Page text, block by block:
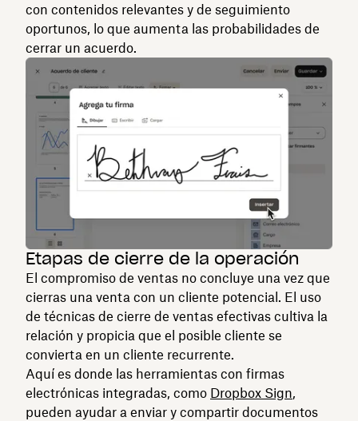
con contenidos relevantes y de seguimiento
oportunos, lo que aumenta las probabilidades de
cerrar un acuerdo.
Etapas de cierre de la operación
El compromiso de ventas no concluye una vez que
cierras una venta con un cliente potencial. El uso
de técnicas de cierre de ventas efectivas cultiva la
relación y propicia que el posible cliente se
convierta en un cliente recurrente.
Aquí es donde las herramientas con firmas
electrónicas integradas, como Dropbox Sign,
pueden ayudar a enviar y compartir documentos